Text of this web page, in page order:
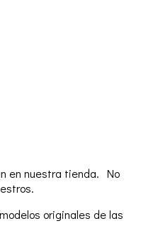
en nuestra tienda. No
originales de las